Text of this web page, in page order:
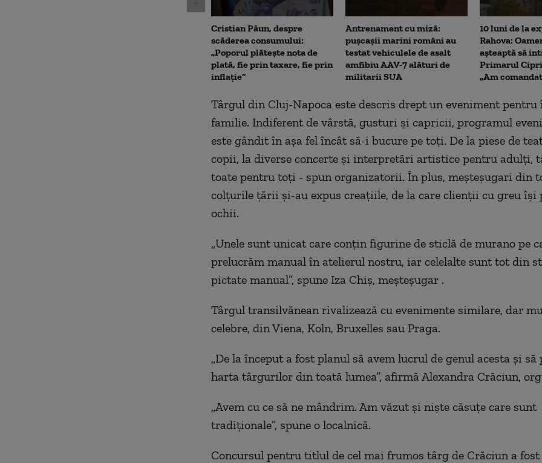
Cristian Păun, despre
scăderea consumului:
„Poporul plătește nota de
plată, fie prin taxare, fie prin
inflație”
Antrenament cu miză:
pușcașii marini români au
testat vehiculele de asalt
amfibiu AAV-7 alături de
militarii SUA
10 luni de la
Rahova:
așteaptă să
Primarul
„Am
Târgul din Cluj-Napoca este descris drept un eveniment pentru
familie. Indiferent de vârstă, gusturi și capricii, programul
este gândit în aşa fel încât să-i bucure pe toţi. De la piese de
copii, la diverse concerte și interpretări artistice pentru adulți,
toate pentru toţi - spun organizatorii. În plus, meşteşugari din
colţurile ţării şi-au expus creaţiile, de la care clienţii cu greu îşi
ochii.
„Unele sunt unicat care conţin figurine de sticlă de murano pe
prelucrăm manual în atelierul nostru, iar celelalte sunt tot din
pictate manual”, spune Iza Chiş, meşteşugar .
Târgul transilvănean rivalizează cu evenimente similare, dar
celebre, din Viena, Koln, Bruxelles sau Praga.
„De la început a fost planul să avem lucrul de genul acesta şi să
harta târgurilor din toată lumea”, afirmă Alexandra Crăciun,
„Avem cu ce să ne mândrim. Am văzut şi nişte căsuţe care sunt
tradiţionale”, spune o localnică.
Concursul pentru titlul de cel mai frumos târg de Crăciun a